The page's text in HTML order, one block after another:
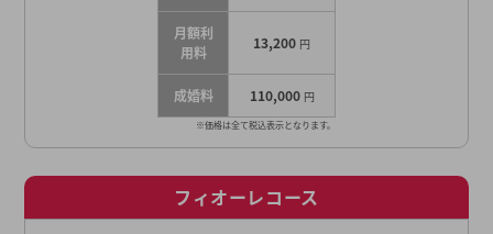
月額利
用料
13,200 円
成婚料 110,000 円
※価格は全て税込表示となります。
フィオーレコース